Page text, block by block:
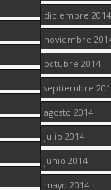
diciembre 2014
noviembre
octubre 2014
septiembre
agosto 2014
julio 2014
junio 2014
mayo 2014